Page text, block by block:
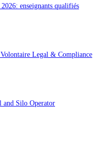
enseignants qualifiés
Legal & Compliance
and Silo Operator